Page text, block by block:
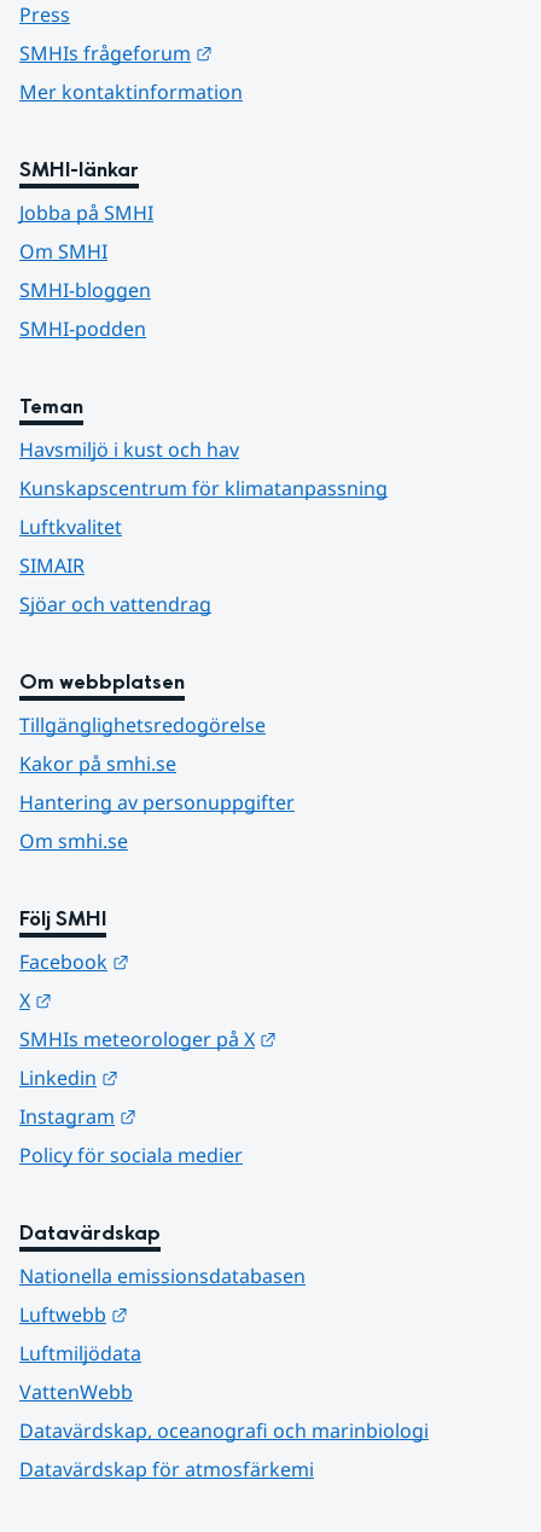
Press
SMHIs frågeforum
Mer kontaktinformation
SMHI-länkar
Jobba på SMHI
Om SMHI
SMHI-bloggen
SMHI-podden
Teman
Havsmiljö i kust och hav
Kunskapscentrum för klimatanpassning
Luftkvalitet
SIMAIR
Sjöar och vattendrag
Om webbplatsen
Tillgänglighetsredogörelse
Kakor på smhi.se
Hantering av personuppgifter
Om smhi.se
Följ SMHI
Facebook
X
SMHIs meteorologer på X
Linkedin
Instagram
Policy för sociala medier
Datavärdskap
Nationella emissionsdatabasen
Luftwebb
Luftmiljödata
VattenWebb
Datavärdskap, oceanografi och marinbiologi
Datavärdskap för atmosfärkemi